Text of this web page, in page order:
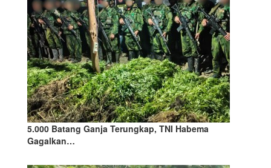
5.000 Batang Ganja Terungkap, TNI Habema
Gagalkan…